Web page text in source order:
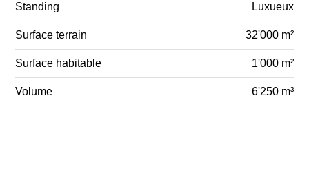
Standing Luxueux
Surface terrain 32'000 m²
Surface habitable 1'000 m²
Volume 6'250 m³